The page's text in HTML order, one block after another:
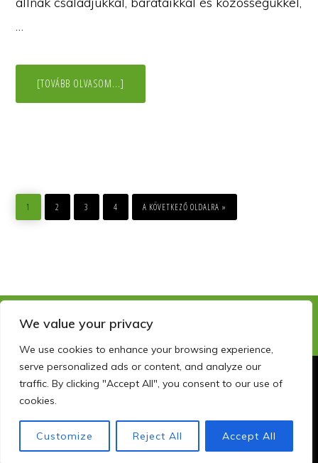
We value your privacy
We use cookies to enhance your browsing experience,
serve personalized ads or content, and analyze our
traffic. By clicking "Accept All", you consent to our use of
cookies.
Customize Reject All Accept All
…
[TOVÁBB OLVASOM...]
ÚTIKALAUZ
OLDAL
1
OLDAL
2
OLDAL
3
OLDAL
4
MENJ
A KÖVETKEZŐ OLDALRA »
Copyright © 2026 · szemelyisegfejlesztocentrum.hu · info@szfc.hu
LINKEDIN